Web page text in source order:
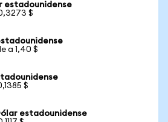
estadounidense
$
a 1,40 $
$
estadounidense